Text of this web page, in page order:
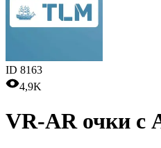
ID 8163
4,9K
VR-AR очки с